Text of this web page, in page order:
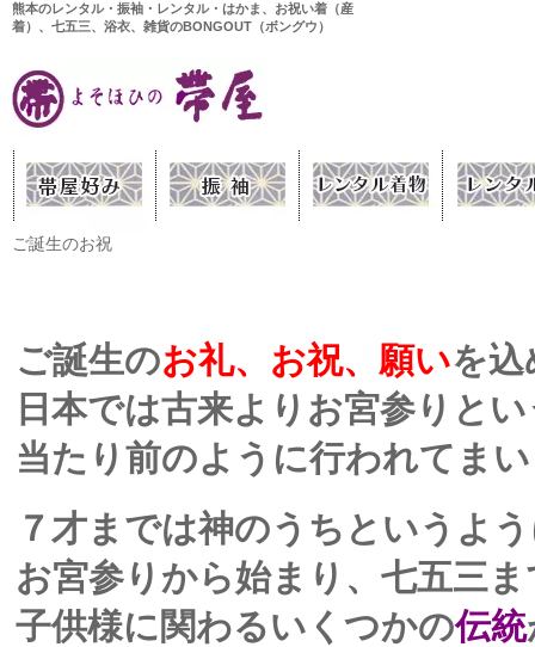
熊本のレンタル・振袖・レンタル・はかま、お祝い着（産
着）、七五三、浴衣、雑貨のBONGOUT（ボングウ）
ご誕生のお祝
ご誕生のお礼、お祝、願いを
日本では古来よりお宮参りと
当たり前のように行われてま
７才までは神のうちというよ
お宮参りから始まり、七五三ま
子供様に関わるいくつかの伝統